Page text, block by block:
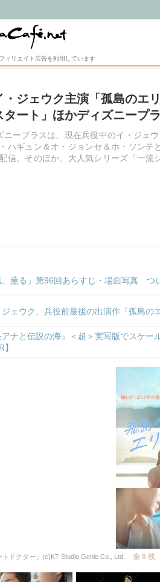
ィリエイト広告を利用しています
・ジェウク主演「孤島のエ
タート」ほかディズニープ
ニープラスは、現在兵役中のイ・ジェ
ハギュン＆オ・ジョンセ＆ホ・ソン
信。そのほか、大人気シリーズ「一
、薫る」第96回あらすじ・場面写真
ジェウク、兵役前最後の出演作「孤島
アナと伝説の海』＜超＞実写版でスケ
】
トドクター」(c)KT Studio Genie Co., Ltd. 全 6 枚